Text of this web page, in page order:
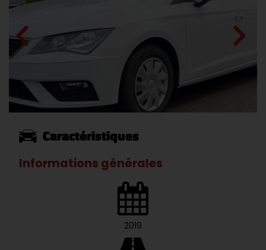
Caractéristiques
Informations générales
2019